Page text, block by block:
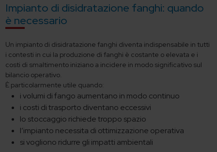
Impianto di disidratazione fanghi: quando
è necessario
Un impianto di disidratazione fanghi diventa indispensabile in tutti
i contesti in cui la produzione di fanghi è costante o elevata e i
costi di smaltimento iniziano a incidere in modo significativo sul
bilancio operativo.
È particolarmente utile quando:
i volumi di fango aumentano in modo continuo
i costi di trasporto diventano eccessivi
lo stoccaggio richiede troppo spazio
l’impianto necessita di ottimizzazione operativa
si vogliono ridurre gli impatti ambientali